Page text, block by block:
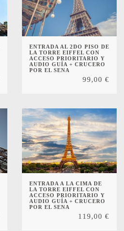
ENTRADA AL 2DO PISO DE
LA TORRE EIFFEL CON
ACCESO PRIORITARIO Y
AUDIO GUÍA + CRUCERO
POR EL SENA
99,00 €
ENTRADA A LA CIMA DE
LA TORRE EIFFEL CON
ACCESO PRIORITARIO Y
AUDIO GUÍA + CRUCERO
POR EL SENA
119,00 €